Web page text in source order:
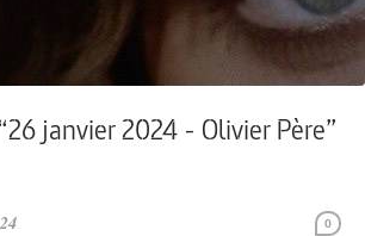
janvier 2024 - Olivier Père”
0